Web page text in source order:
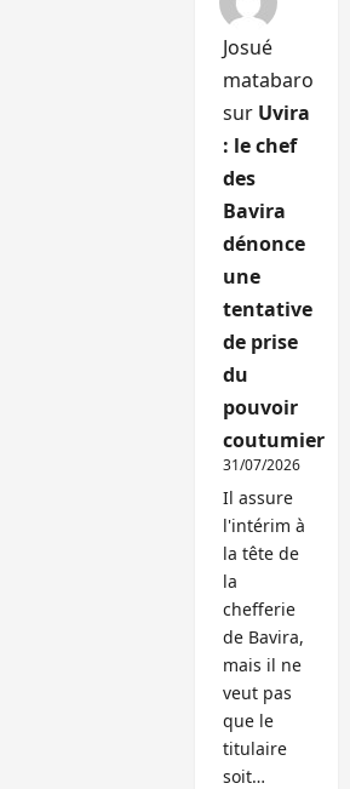
Josué
matabaro
sur Uvira
: le chef
des
Bavira
dénonce
une
tentative
de prise
du
pouvoir
coutumier
31/07/2026
Il assure
l'intérim à
la tête de
la
chefferie
de Bavira,
mais il ne
veut pas
que le
titulaire
soit…